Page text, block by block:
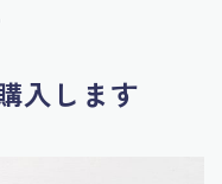
入します